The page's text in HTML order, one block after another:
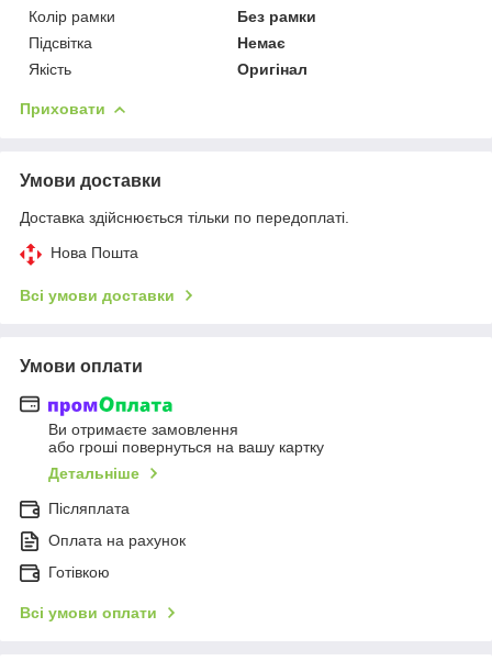
Колір рамки
Без рамки
Підсвітка
Немає
Якість
Оригінал
Приховати
Умови доставки
Доставка здійснюється тільки по передоплаті.
Нова Пошта
Всі умови доставки
Умови оплати
Ви отримаєте замовлення
або гроші повернуться на вашу картку
Детальніше
Післяплата
Оплата на рахунок
Готівкою
Всі умови оплати